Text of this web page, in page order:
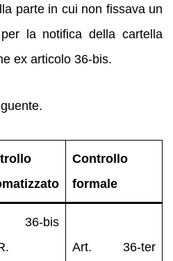
parte in cui non fissava un
la notifica della cartella
ex articolo 36-bis.
Controllo
formale
36-bis
Art. 36-ter